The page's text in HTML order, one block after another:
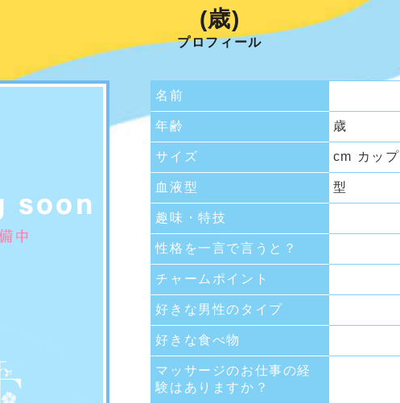
(歳)
プロフィール
名前
年齢 歳
サイズ cm カップ
血液型 型
趣味・特技
性格を一言で言うと？
チャームポイント
好きな男性のタイプ
好きな食べ物
マッサージのお仕事の経
験はありますか？